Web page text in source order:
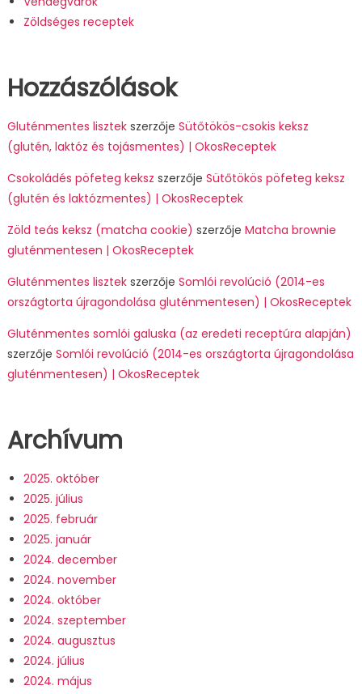
Zöldséges receptek
Hozzászólások
Gluténmentes lisztekszerzője Sütőtökös-csokis keksz
(glutén, laktóz és tojásmentes) | OkosReceptek
Csokoládés pöfeteg keksz szerzője Sütőtökös pöfeteg keksz
(glutén és laktózmentes) | OkosReceptek
Zöld teás keksz (matcha cookie) szerzője Matcha brownie
gluténmentesen | OkosReceptek
Gluténmentes lisztekszerzője Somlói revolúció (2014-es
országtorta újragondolása gluténmentesen) | OkosReceptek
Gluténmentes somlói galuska (az eredeti receptúra alapján)
szerzője Somlói revolúció (2014-es országtorta újragondolása
gluténmentesen) | OkosReceptek
Archívum
2025. október
2025. július
2025. február
2025. január
2024. december
2024. november
2024. október
2024. szeptember
2024. augusztus
2024. július
2024. május